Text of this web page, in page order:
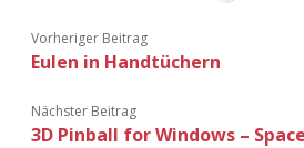
Vorheriger Beitrag
Eulen in Handtüchern
Nächster Beitrag
3D Pinball for Windows –